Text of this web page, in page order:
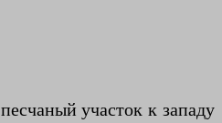
участок к западу